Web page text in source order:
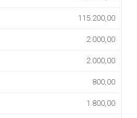
115.200,00
2.000,00
2.000,00
800,00
1.800,00